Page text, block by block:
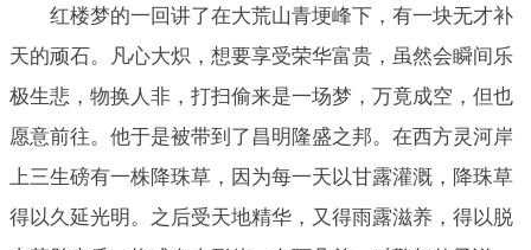
红楼梦的一回讲了在大荒山青埂峰下，有一块无才补
天的顽石。凡心大炽，想要享受荣华富贵，虽然会瞬间乐
极生悲，物换人非，打扫偷来是一场梦，万竟成空，但也
愿意前往。他于是被带到了昌明隆盛之邦。在西方灵河岸
上三生磅有一株降珠草，因为每一天以甘露灌溉，降珠草
得以久延光明。之后受天地精华，又得雨露滋养，得以脱